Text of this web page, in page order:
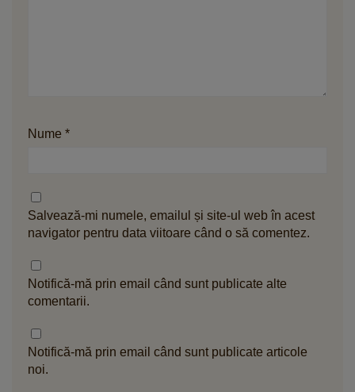
Nume *
Salvează-mi numele, emailul și site-ul web în acest
navigator pentru data viitoare când o să comentez.
Notifică-mă prin email când sunt publicate alte
comentarii.
Notifică-mă prin email când sunt publicate articole
noi.